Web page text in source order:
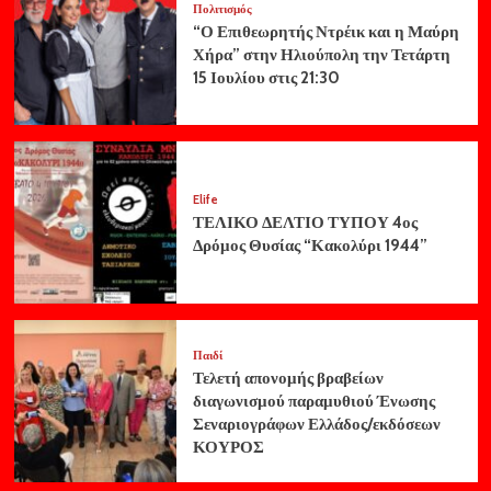
Πολιτισμός
“Ο Επιθεωρητής Ντρέικ και η Μαύρη
Χήρα” στην Ηλιούπολη την Τετάρτη
15 Ιουλίου στις 21:30
Elife
ΤΕΛΙΚΟ ΔΕΛΤΙΟ ΤΥΠΟΥ 4ος
Δρόμος Θυσίας “Κακολύρι 1944”
Παιδί
Τελετή απονομής βραβείων
διαγωνισμού παραμυθιού Ένωσης
Σεναριογράφων Ελλάδος/εκδόσεων
ΚΟΥΡΟΣ